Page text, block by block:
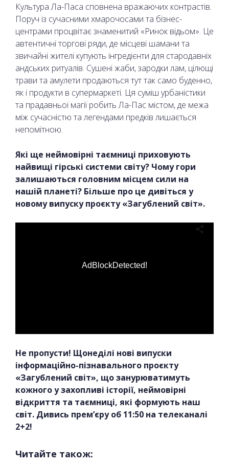
Культура Ла-Паса сповнена вражаючих контрастів.
Поруч із сучасними хмарочосами та бізнес-
центрами процвітає знаменитий «Ринок відьом». Це
автентичні торгові ряди, де місцеві шамани та
звичайні жителі купують інгредієнти для стародавніх
андських ритуалів. Сушені жаби, зародки лам, цілющі
трави та амулети продаються тут так само буденно,
як і продукти в супермаркеті. Ця суміш урбаністики
та прадавньої магії робить Ла-Пас містом, де межа
між сучасністю та легендами предків лишається
непомітною.
Які ще неймовірні таємниці приховують
найвищі гірські системи світу? Чому гори
залишаються головним місцем сили на
нашій планеті? Більше про це дивіться у
новому випуску проєкту «Загублений світ».
AdBlockDetected!
Не пропусти! Щонеділі нові випуски
інформаційно-пізнавального проєкту
«Загублений світ», що занурюватимуть
кожного у захопливі історії, неймовірні
відкриття та таємниці, які формують наш
світ. Дивись прем’єру об 11:50 на телеканалі
2+2!
Читайте також: